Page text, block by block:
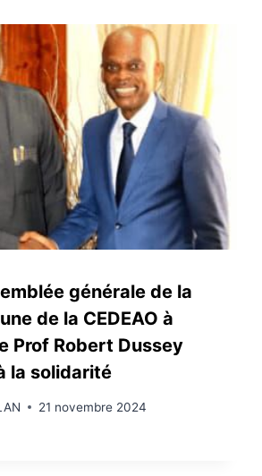
générale de la
de la CEDEAO à
Prof Robert Dussey
la solidarité
21 novembre 2024